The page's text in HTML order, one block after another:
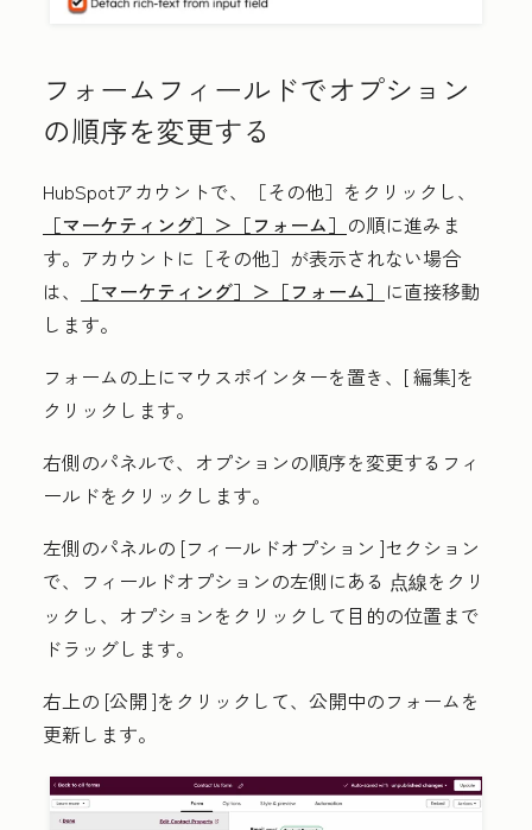
フォームフィールドでオプション
の順序を変更する
HubSpotアカウントで、
［その他］をクリックし、
［マーケティング］＞ ［フォーム］ の順に進みま
す。アカウントに ［その他］が表示されない場合
は、
［マーケティング］＞ ［フォーム］ に直接移動
します。
フォームの上にマウスポインターを置き、[編集]を
クリックします。
右側のパネルで、オプションの順序を変更する フィ
ールドをクリックします。
左側のパネルの [フィールドオプション ]セクション
で、フィールドオプションの左側にある 点線をクリ
ックし、オプションをクリックして目的の位置まで
ドラッグします。
右上の [公開 ]をクリックして、公開中のフォームを
更新します。